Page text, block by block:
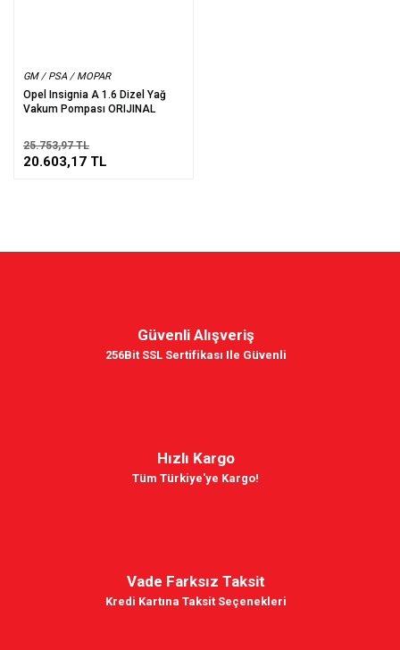
GM / PSA / MOPAR
Opel Insignia A 1.6 Dizel Yağ
Vakum Pompası ORIJINAL
25.753,97 TL
20.603,17 TL
Güvenli Alışveriş
256Bit SSL Sertifikası Ile Güvenli
Hızlı Kargo
Tüm Türkiye'ye Kargo!
Vade Farksız Taksit
Kredi Kartına Taksit Seçenekleri